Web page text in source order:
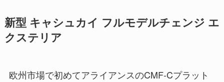
新型 キャシュカイ フルモデルチェンジ エ
クステリア
欧州市場で初めてアライアンスのCMF-Cプラット